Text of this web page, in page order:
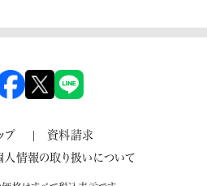
プ
資料請求
人情報の取り扱いについて